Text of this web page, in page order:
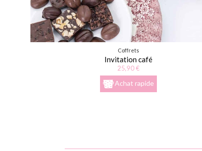
Coffrets
Invitation café
25,90 €
Achat rapide